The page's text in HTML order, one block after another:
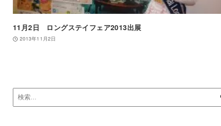
11月2日 ロングステイフェア2013出展
2013年11月2日